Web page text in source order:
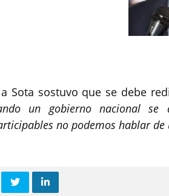
Sota sostuvo que se debe
un gobierno nacional
no podemos hablar de